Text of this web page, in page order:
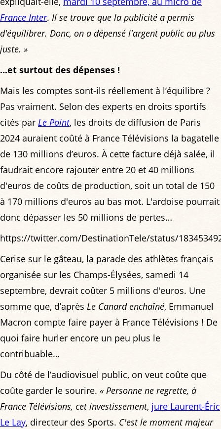
France Inter. Il se trouve que la publicité a permis
d'équilibrer. Donc, on a dépensé l'argent public au plus
juste. »
...et surtout des dépenses !
Mais les comptes sont-ils réellement à l’équilibre ?
Pas vraiment. Selon des experts en droits sportifs
cités par Le Point, les droits de diffusion de Paris
2024 auraient coûté à France Télévisions la bagatelle
de 130 millions d’euros. À cette facture déjà salée, il
faudrait encore rajouter entre 20 et 40 millions
d'euros de coûts de production, soit un total de 150
à 170 millions d'euros au bas mot. L'ardoise pourrait
donc dépasser les 50 millions de pertes…
https://twitter.com/DestinationTele/status/
Cerise sur le gâteau, la parade des athlètes français
organisée sur les Champs-Élysées, samedi 14
septembre, devrait coûter 5 millions d'euros. Une
somme que, d’après Le Canard enchaîné, Emmanuel
Macron compte faire payer à France Télévisions ! De
quoi faire hurler encore un peu plus le
contribuable…
Du côté de l’audiovisuel public, on veut coûte que
coûte garder le sourire. « Personne ne regrette, à
France Télévisions, cet investissement, jure Laurent-Éric
Le Lay, directeur des Sports. C'est le moment majeur